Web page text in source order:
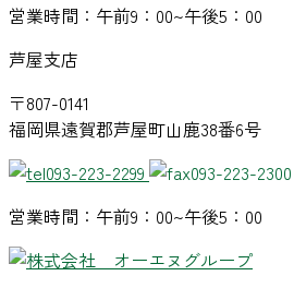
営業時間：午前9：00~午後5：00
芦屋支店
〒807-0141
福岡県遠賀郡芦屋町山鹿38番6号
093-223-2299
093-223-2300
営業時間：午前9：00~午後5：00